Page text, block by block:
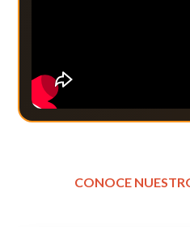
CONOCE